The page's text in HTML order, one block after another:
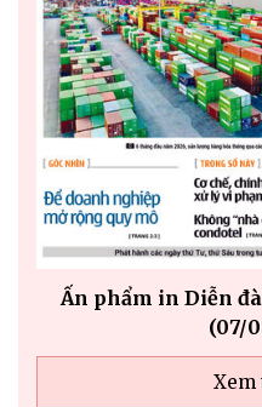
Ấn phẩm in Diễn
(07/
Xem